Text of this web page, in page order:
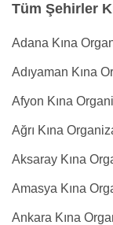
Tüm Şehirler
Adana Kına
Adıyaman Kına
Afyon Kına
Ağrı Kına
Aksaray Kına
Amasya Kına
Ankara Kına